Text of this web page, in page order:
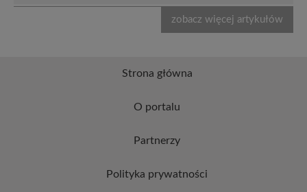
zobacz więcej artykułów
Strona główna
O portalu
Partnerzy
Polityka prywatności